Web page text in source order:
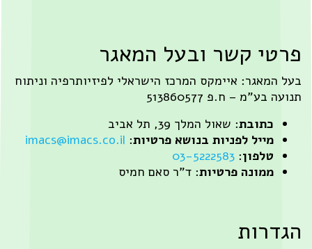
קשר ובעל המאגר
איימקס המרכז הישראלי לפיזיותרפיה וניתוח
– ח.פ 513860577
: שאול המלך 39, תל אביב
לפניות בנושא פרטיות:
imacs@imacs.co.il
:
03-5222583
פרטיות: ד"ר סאם חמיס